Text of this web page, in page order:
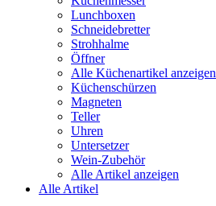
Lunchboxen
Schneidebretter
Strohhalme
Öffner
Alle Küchenartikel anzeigen
Küchenschürzen
Magneten
Teller
Uhren
Untersetzer
Wein-Zubehör
Alle Artikel anzeigen
Alle Artikel